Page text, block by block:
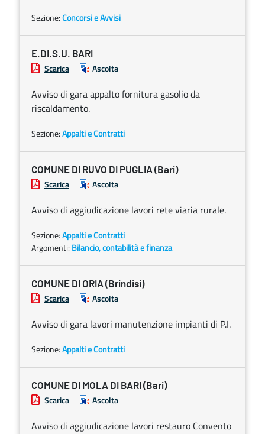
Sezione:Concorsi e Avvisi
E.DI.S.U. BARI
Scarica Ascolta
Avviso di gara appalto fornitura gasolio da
riscaldamento.
Sezione:Appalti e Contratti
COMUNE DI RUVO DI PUGLIA (Bari)
Scarica Ascolta
Avviso di aggiudicazione lavori rete viaria rurale.
Sezione:Appalti e Contratti
Argomenti: Bilancio, contabilità e finanza
COMUNE DI ORIA (Brindisi)
Scarica Ascolta
Avviso di gara lavori manutenzione impianti di P.I.
Sezione:Appalti e Contratti
COMUNE DI MOLA DI BARI (Bari)
Scarica Ascolta
Avviso di aggiudicazione lavori restauro Convento